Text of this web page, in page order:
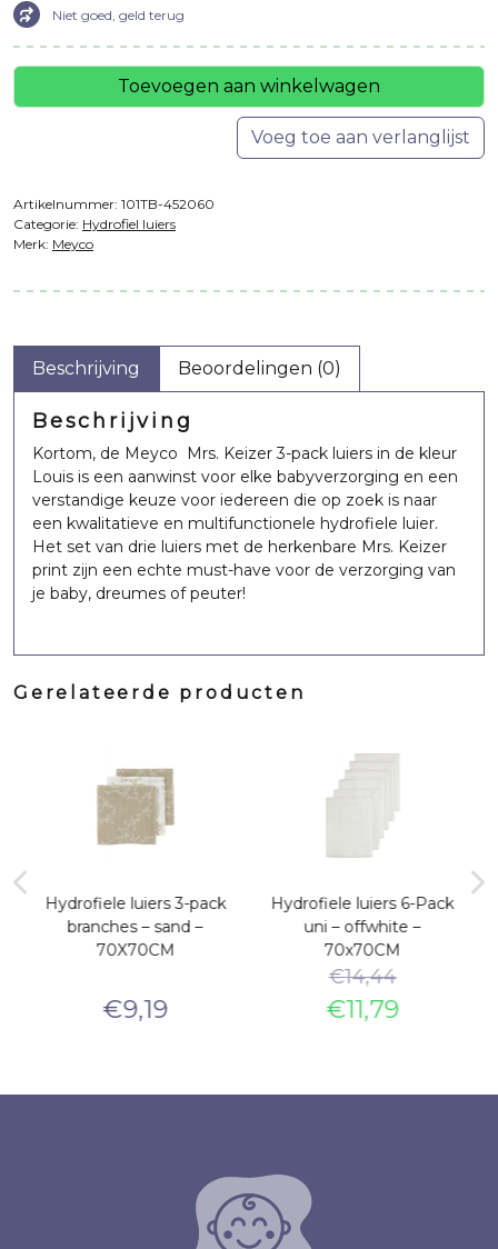
Niet goed, geld terug
Toevoegen aan winkelwagen
Voeg toe aan verlanglijst
Artikelnummer: 101TB-452060
Categorie: Hydrofiel luiers
Merk: Meyco
Beschrijving Beoordelingen (0)
Beschrijving
Kortom, de Meyco Mrs. Keizer 3-pack luiers in de kleur
Louis is een aanwinst voor elke babyverzorging en een
verstandige keuze voor iedereen die op zoek is naar
een kwalitatieve en multifunctionele hydrofiele luier.
Het set van drie luiers met de herkenbare Mrs. Keizer
print zijn een echte must-have voor de verzorging van
je baby, dreumes of peuter!
Gerelateerde producten
Hydrofiele luiers 3-pack
branches – sand –
70X70CM
€9,19
Hydrofiele luiers 6-Pack
uni – offwhite –
70x70CM
€14,44
Oorspronkelijke
€11,79
Huidige